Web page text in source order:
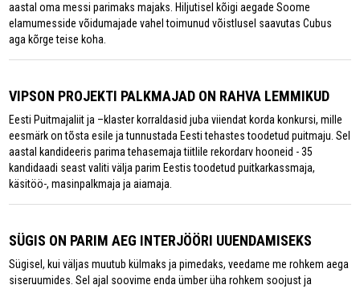
aastal oma messi parimaks majaks. Hiljutisel kõigi aegade Soome
elamumesside võidumajade vahel toimunud võistlusel saavutas Cubus
aga kõrge teise koha.
VIPSON PROJEKTI PALKMAJAD ON RAHVA LEMMIKUD
Eesti Puitmajaliit ja –klaster korraldasid juba viiendat korda konkursi, mille
eesmärk on tõsta esile ja tunnustada Eesti tehastes toodetud puitmaju. Sel
aastal kandideeris parima tehasemaja tiitlile rekordarv hooneid - 35
kandidaadi seast valiti välja parim Eestis toodetud puitkarkassmaja,
käsitöö-, masinpalkmaja ja aiamaja.
SÜGIS ON PARIM AEG INTERJÖÖRI UUENDAMISEKS
Sügisel, kui väljas muutub külmaks ja pimedaks, veedame me rohkem aega
siseruumides. Sel ajal soovime enda ümber üha rohkem soojust ja